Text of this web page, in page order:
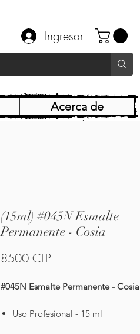
Ingresar
Acerca de
(15ml) #045N Esmalte
Permanente - Cosia
8500 CLPPrecio
#045N Esmalte Permanente - Cosia
Uso Profesional - 15 ml